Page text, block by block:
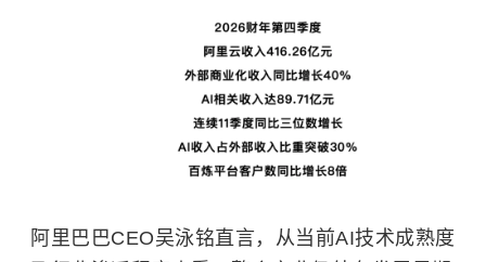
阿里巴巴CEO吴泳铭直言，从当前AI技术成熟度